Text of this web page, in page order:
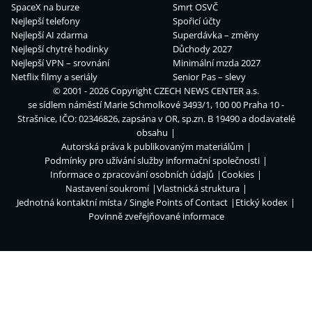
SpaceX na burze
Nejlepší telefony
Nejlepší AI zdarma
Nejlepší chytré hodinky
Nejlepší VPN – srovnání
Netflix filmy a seriály
Smrt OSVČ
Spořicí účty
Superdávka – změny
Důchody 2027
Minimální mzda 2027
Senior Pas – slevy
© 2001 - 2026 CopyrightCZECH NEWS CENTER a.s.
se sídlem náměstí Marie Schmolkové 3493/1, 100 00 Praha 10 -
Strašnice, IČO: 02346826, zapsána v OR, sp.zn. B 19490 a dodavatelé
obsahu
Autorská práva k publikovaným materiálům
Podmínky pro užívání služby informační společnosti
Informace o zpracování osobních údajů
Cookies
Nastavení soukromí
Vlastnická struktura
Jednotná kontaktní místa / Single Points of Contact
Etický kodex
Povinně zveřejňované informace